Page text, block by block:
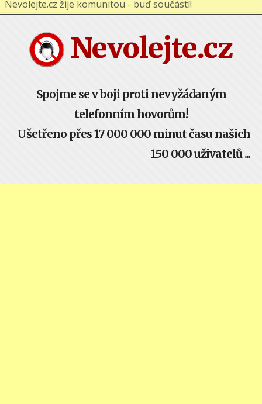
Nevolejte.cz
Spojme se v boji proti nevyžádaným
telefonním hovorům!
Ušetřeno přes 17 000 000 minut času našich
150 000 uživatelů ...
Nevolejte.cz žije komunitou - buď součástí!